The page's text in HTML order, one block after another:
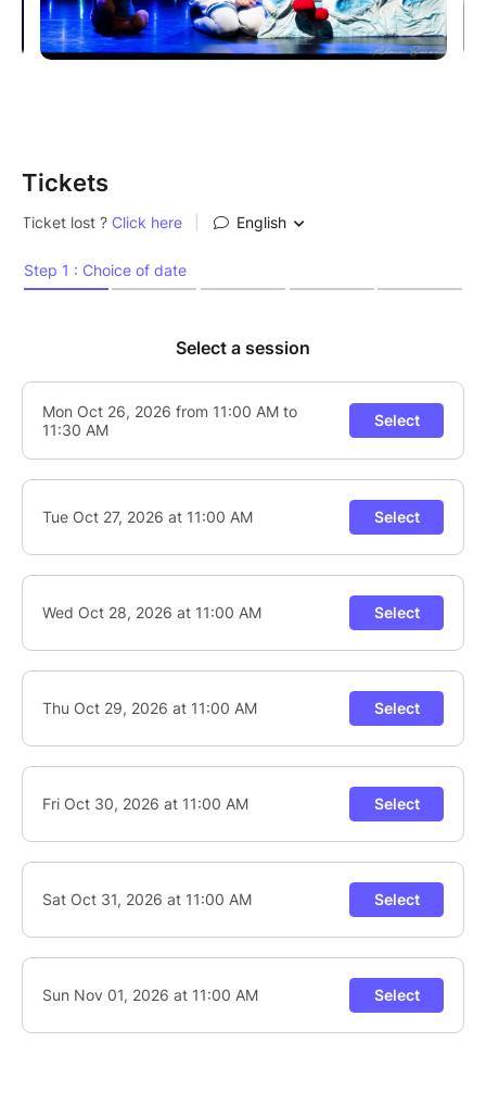
Embarquez pour cette douce aventure au pays des
rêves, une comédie-musicale qui saura enchanter les
petits comme les grands !
Tickets